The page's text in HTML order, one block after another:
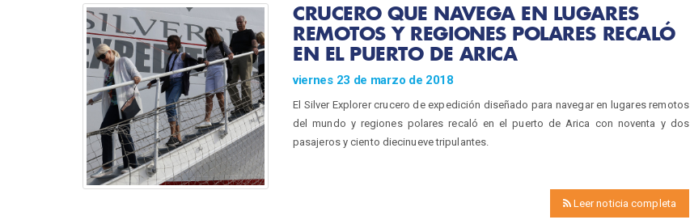
CRUCERO QUE NAVEGA EN LUGARES
REMOTOS Y REGIONES POLARES RECALÓ
EN EL PUERTO DE ARICA
viernes 23 de marzo de 2018
El Silver Explorer crucero de expedición diseñado para navegar en lugares remotos
del mundo y regiones polares recaló en el puerto de Arica con noventa y dos
pasajeros y ciento diecinueve tripulantes.
Leer noticia completa